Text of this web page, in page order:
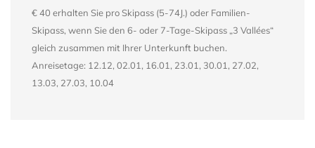
€ 40 erhalten Sie pro Skipass (5-74J.) oder Familien-
Skipass, wenn Sie den 6- oder 7-Tage-Skipass „3 Vallées“
gleich zusammen mit Ihrer Unterkunft buchen.
Anreisetage: 12.12, 02.01, 16.01, 23.01, 30.01, 27.02,
13.03, 27.03, 10.04